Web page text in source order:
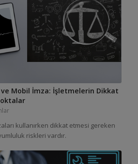
Mobil İmza: İşletmelerin Dikkat
kullanırken dikkat etmesi gereken
riskleri vardır.